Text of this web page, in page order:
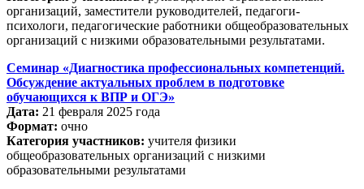
организаций, заместители руководителей, педагоги-
психологи, педагогические работники общеобразовательных
организаций с низкими образовательными результатами.
Семинар «Диагностика профессиональных компетенций.
Обсуждение актуальных проблем в подготовке
обучающихся к ВПР и ОГЭ»
Дата: 21 февраля 2025 года
Формат: очно
Категория участников: учителя физики
общеобразовательных организаций с низкими
образовательными результатами